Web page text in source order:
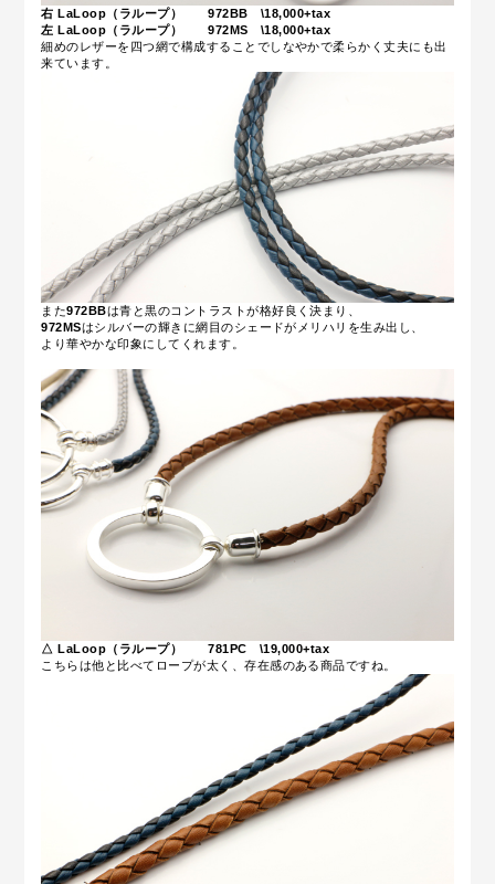
右 LaLoop（ラループ） 972BB \18,000+tax
左 LaLoop（ラループ） 972MS \18,000+tax
細めのレザーを四つ網で構成することでしなやかで柔らかく丈夫にも出
来ています。
また972BBは青と黒のコントラストが格好良く決まり、
972MSはシルバーの輝きに網目のシェードがメリハリを生み出し、
より華やかな印象にしてくれます。
△ LaLoop（ラループ） 781PC \19,000+tax
こちらは他と比べてロープが太く、存在感のある商品ですね。